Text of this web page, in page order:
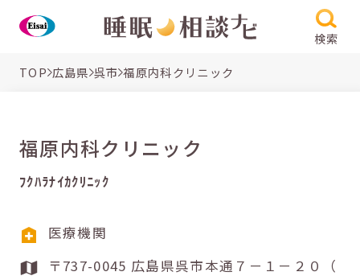
検索
TOP 広島県 呉市 福原内科クリニック
福原内科クリニック
ﾌｸﾊﾗﾅｲｶｸﾘﾆｯｸ
医療機関
〒737-0045 広島県呉市本通７－１－２０（